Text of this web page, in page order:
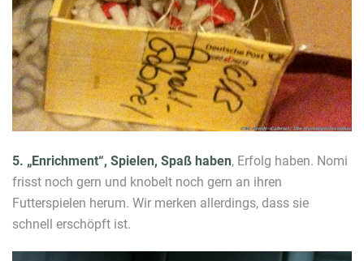
5. „Enrichment“, Spielen, Spaß haben, Erfolg haben. Nomi
frisst noch gern und knobelt noch gern an ihren
Futterspielen herum. Wir merken allerdings, dass sie
schnell erschöpft ist.